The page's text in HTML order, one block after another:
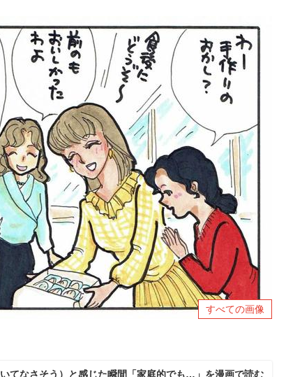
すべての画像
いてなさそう）と感じた瞬間「家庭的でも…」を漫画で読む